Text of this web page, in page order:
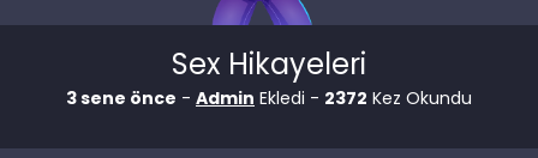
Sex Hikayeleri
3 sene önce - Admin Ekledi - 2372 Kez Okundu